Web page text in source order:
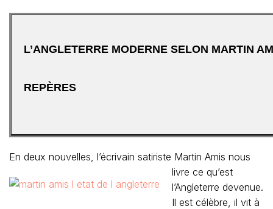
L’ANGLETERRE MODERNE SELON MARTIN
REPÈRES
En deux nouvelles, l’écrivain satiriste Martin Amis nous
livre ce qu’est
l’Angleterre devenue.
Il est célèbre, il vit à